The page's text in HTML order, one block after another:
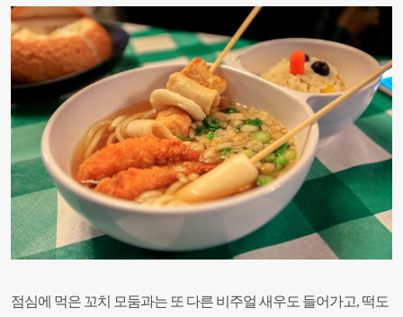
점심에 먹은 꼬치 모둠과는 또 다른 비주얼새우도 들어가고, 떡도